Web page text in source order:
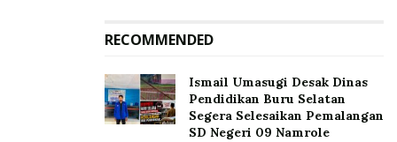
RECOMMENDED
Ismail Umasugi Desak Dinas
Pendidikan Buru Selatan
Segera Selesaikan Pemalangan
SD Negeri 09 Namrole